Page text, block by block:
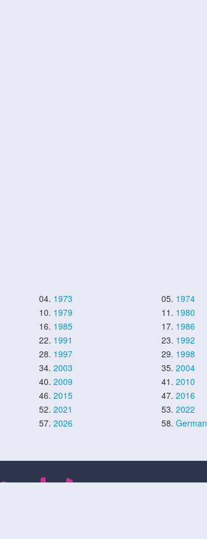
04. 1973 05. 1974
10. 1979 11. 1980
16. 1985 17. 1986
22. 1991 23. 1992
28. 1997 29. 1998
34. 2003 35. 2004
40. 2009 41. 2010
46. 2015 47. 2016
52. 2021 53. 2022
57. 2026 58. German